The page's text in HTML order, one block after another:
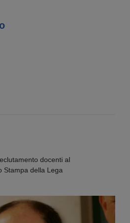
docenti al
Stampa della Lega